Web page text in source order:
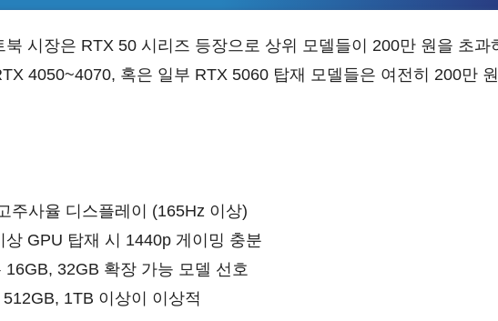
북 시장은 RTX 50 시리즈 등장으로 상위 모델들이 200만 원을 초과
4050~4070, 혹은 일부 RTX 5060 탑재 모델들은 여전히 200만
주사율 디스플레이 (165Hz 이상)
상 GPU 탑재 시 1440p 게이밍 충분
16GB, 32GB 확장 가능 모델 선호
1TB 이상이 이상적